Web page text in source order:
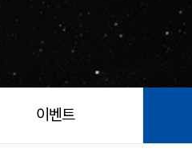
이벤트